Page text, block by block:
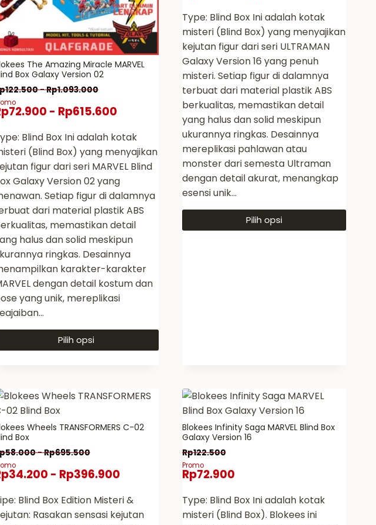
The Amazing Miracle MARVEL
Box Galaxy Version 02
122.500-Rp1.093.000
72.900 - Rp615.600
Blind Box Ini adalah kotak
(Blind Box) yang menyajikan
figur dari seri MARVEL Blind
Galaxy Version 02 yang
Setiap figur di dalamnya
dari material plastik ABS
memastikan detail
halus dan solid meskipun
ringkas. Desainnya
karakter-karakter
dengan detail kostum dan
yang unik, mereplikasi
Pilih opsi
Type: Blind Box Ini adalah kotak
misteri (Blind Box) yang menyajikan
kejutan figur dari seri ULTRAMAN
Galaxy Version 16 yang penuh
misteri. Setiap figur di dalamnya
terbuat dari material plastik ABS
berkualitas, memastikan detail
yang halus dan solid meskipun
ukurannya ringkas. Desainnya
mereplikasi pahlawan atau
monster dari semesta Ultraman
dengan detail akurat, menangkap
esensi unik…
Pilih opsi
produk
Wheels TRANSFORMERS C-02
Box
58.000-Rp695.500
34.200 - Rp396.900
Blind Box Edition Misteri &
Rasakan sensasi kejutan
Blokees Infinity Saga MARVEL Blind Box
Galaxy Version 16
Rp122.500
Promo
Rp72.900
Type: Blind Box Ini adalah kotak
misteri (Blind Box). Blokees ini